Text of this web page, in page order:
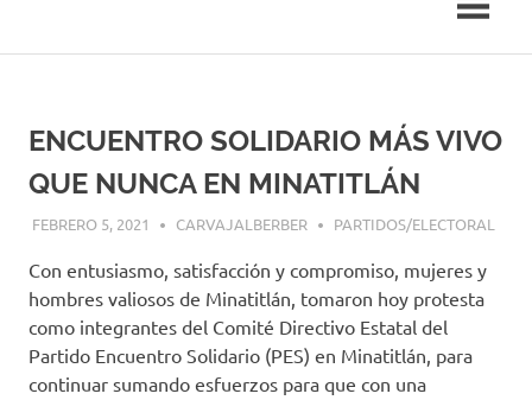
ENCUENTRO SOLIDARIO MÁS VIVO
QUE NUNCA EN MINATITLÁN
FEBRERO 5, 2021 CARVAJALBERBER PARTIDOS/ELECTORAL
Con entusiasmo, satisfacción y compromiso, mujeres y
hombres valiosos de Minatitlán, tomaron hoy protesta
como integrantes del Comité Directivo Estatal del
Partido Encuentro Solidario (PES) en Minatitlán, para
continuar sumando esfuerzos para que con una